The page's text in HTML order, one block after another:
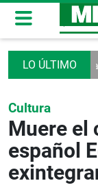
el e-Tax para
Cultura
Muere el
español